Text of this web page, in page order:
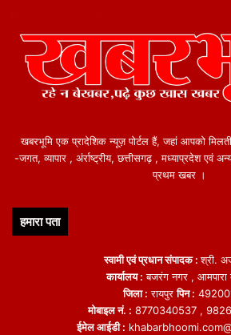
खबरभूमि एक प्रादेशिक न्यूज़ पोर्टल हैं, जहां आपको
-जगत, व्यापार , अंर्राष्ट्रीय, छत्तीसगढ़ , मध्याप्रदेश एवं
प्रथम खबर ।
हमारा पता
स्वामी एवं प्रधान संपादक :श्री.
कार्यालय : बजरंग नगर , आमपारा
जिला : रायपुरपिन :
मोबाइल नं. : 8770340537 ,
ईमेल आईडी :